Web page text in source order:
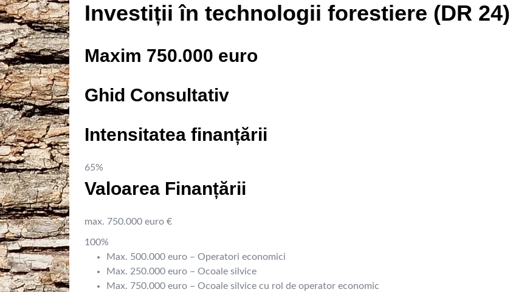
Investiții în technologii forestiere (DR 24)
Maxim 750.000 euro
Ghid Consultativ
Intensitatea finanțării
65%
Valoarea Finanțării
max. 750.000 euro €
100%
Max. 500.000 euro – Operatori economici
Max. 250.000 euro – Ocoale silvice
Max. 750.000 euro – Ocoale silvice cu rol de operator economic